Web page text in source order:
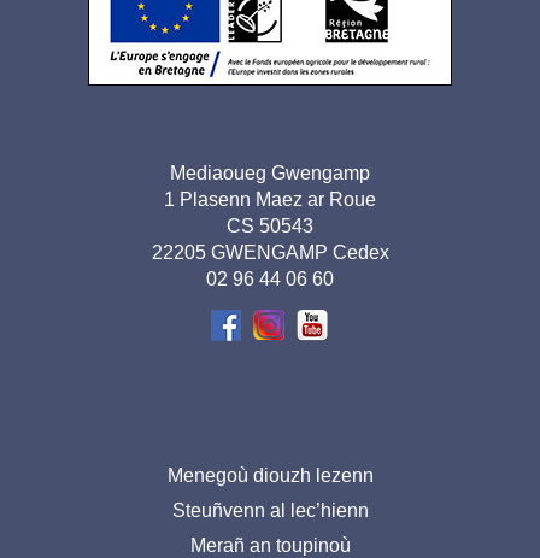
Mediaoueg Gwengamp
1 Plasenn Maez ar Roue
CS 50543
22205 GWENGAMP Cedex
02 96 44 06 60
Menegoù diouzh lezenn
Steuñvenn al lec’hienn
Merañ an toupinoù